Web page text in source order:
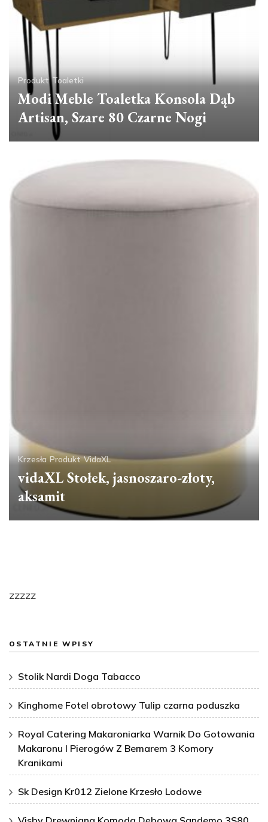
Produkt Toaletki
Modi Meble Toaletka Konsola Dąb
Artisan, Szare 80 Czarne Nogi
Krzesła Produkt VidaXL
vidaXL Stołek, jasnoszaro-złoty,
aksamit
zzzzz
OSTATNIE WPISY
Stolik Nardi Doga Tabacco
Kinghome Fotel obrotowy Tulip czarna poduszka
Royal Catering Makaroniarka Warnik Do Gotowania
Makaronu I Pierogów Z Bemarem 3 Komory
Kranikami
Sk Design Kr012 Zielone Krzesło Lodowe